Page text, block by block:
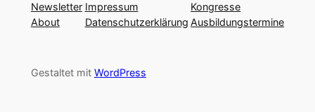
Newsletter
About
Impressum
Datenschutzerklärung
Kongresse
Ausbildungstermine
Gestaltet mit WordPress